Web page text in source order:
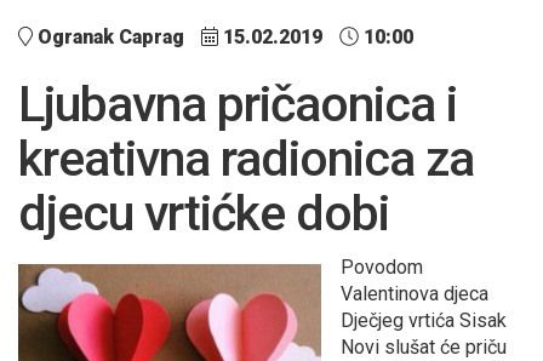
Ogranak Caprag 15.02.2019 10:00
Ljubavna pričaonica i
kreativna radionica za
djecu vrtićke dobi
Povodom
Valentinova djeca
Dječjeg vrtića Sisak
Novi slušat će priču